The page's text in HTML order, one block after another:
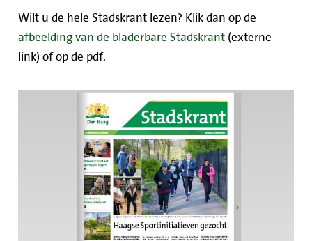
Wilt u de hele Stadskrant lezen? Klik dan op de
afbeelding van de bladerbare Stadskrant(externe
link) of op de pdf.